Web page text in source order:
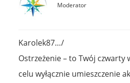
Moderator
Karolek87…/
Ostrzeżenie – to Twój czwarty
celu wyłącznie umieszczenie